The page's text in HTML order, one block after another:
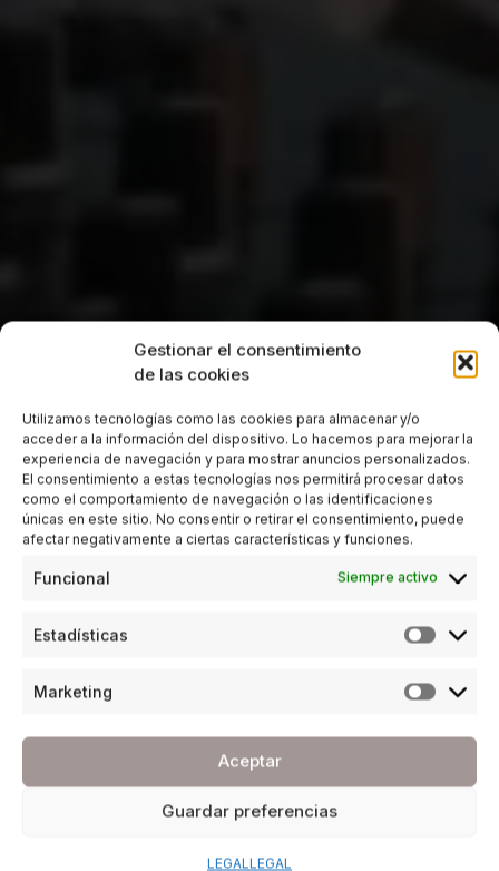
Gestionar el consentimiento
de las cookies
Utilizamos tecnologías como las cookies para almacenar y/o
acceder a la información del dispositivo. Lo hacemos para mejorar la
experiencia de navegación y para mostrar anuncios personalizados.
El consentimiento a estas tecnologías nos permitirá procesar datos
como el comportamiento de navegación o las identificaciones
únicas en este sitio. No consentir o retirar el consentimiento, puede
afectar negativamente a ciertas características y funciones.
Funcional Siempre activo
Estadísticas
Marketing
Aceptar
Guardar preferencias
LEGALLEGAL